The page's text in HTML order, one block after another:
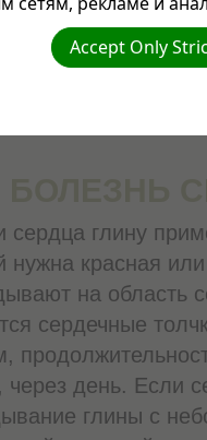
тонизируют
шлаков и
сеанса —
глину
красная или
на область
сердечные
день. Если
глины с
Accept Only